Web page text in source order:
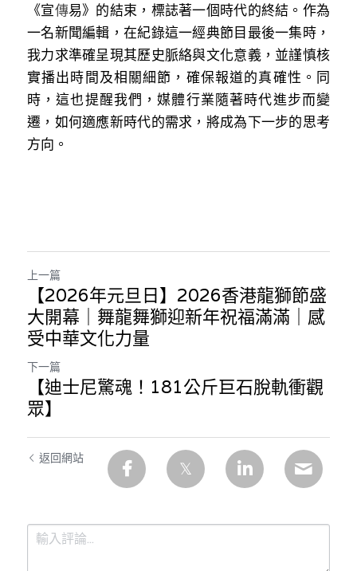
香港科技專上書院｜專欄
《宣傳易》的結束，標誌著一個時代的終結。作為
一名新聞編輯，在紀錄這一經典節目最後一集時，
我力求準確呈現其歷史脈絡與文化意義，並謹慎核
實播出時間及相關細節，確保報道的真確性。同
時，這也提醒我們，媒體行業隨著時代進步而變
遷，如何適應新時代的需求，將成為下一步的思考
方向。
上一篇
【2026年元旦日】2026香港龍獅節盛
大開幕｜舞龍舞獅迎新年祝福滿滿｜感
受中華文化力量
下一篇
【迪士尼驚魂！181公斤巨石脫軌衝觀
眾】
返回網站